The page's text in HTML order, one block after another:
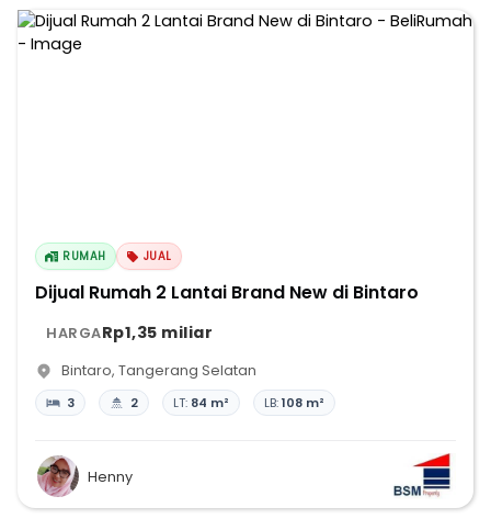
RUMAH JUAL
Dijual Rumah 2 Lantai Brand New di Bintaro
HARGARp1,35 miliar
Bintaro, Tangerang Selatan
3 2 LT: 84 m² LB:108 m²
Henny